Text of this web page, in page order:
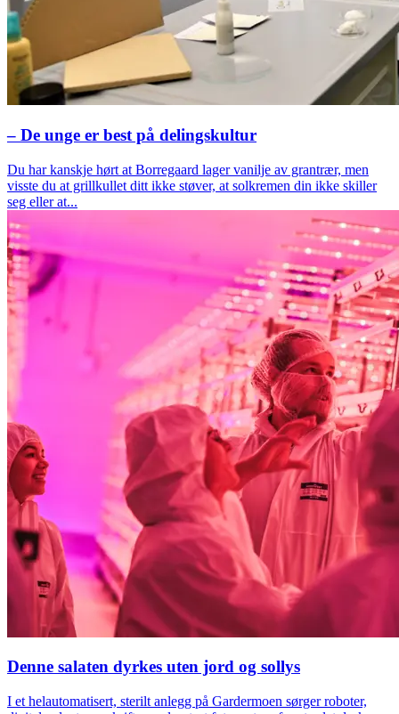
– De unge er best på delingskultur
Du har kanskje hørt at Borregaard lager vanilje av grantrær, men
visste du at grillkullet ditt ikke støver, at solkremen din ikke skiller
seg eller at...
Denne salaten dyrkes uten jord og sollys
I et helautomatisert, sterilt anlegg på Gardermoen sørger roboter,